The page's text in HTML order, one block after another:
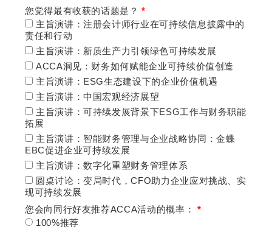
您觉得最有收获的话题是？*
主旨演讲：注册会计师行业在可持续信息披露中的
责任和行动
主旨演讲：新质生产力引领绿色可持续发展
ACCA洞见：财务如何赋能企业可持续价值创造
主旨演讲：ESG生态建设下的企业价值机遇
主旨演讲：中国宏观经济展望
主旨演讲：可持续发展背景下ESG工作与财务职能
拓展
主旨演讲：智能财务管理与企业战略协同：金蝶
EBC促进企业可持续发展
主旨演讲：数字化重塑财务管理体系
圆桌讨论：变局时代，CFO助力企业应对挑战、实
现可持续发展
您会向同行好友推荐ACCA活动的概率： *
100%推荐